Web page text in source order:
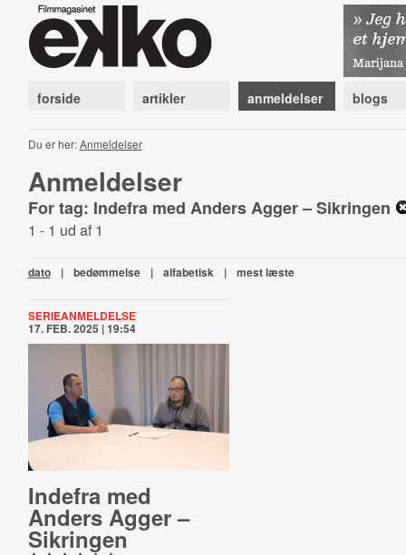
forside artikler anmeldelser blogs
Du er her:Anmeldelser
Anmeldelser
For tag: Indefra med Anders Agger – Sikringen
1 - 1 ud af 1
dato | bedømmelse | alfabetisk | mest læste
SERIEANMELDELSE
17. FEB. 2025 | 19:54
Indefra med
Anders Agger –
Sikringen